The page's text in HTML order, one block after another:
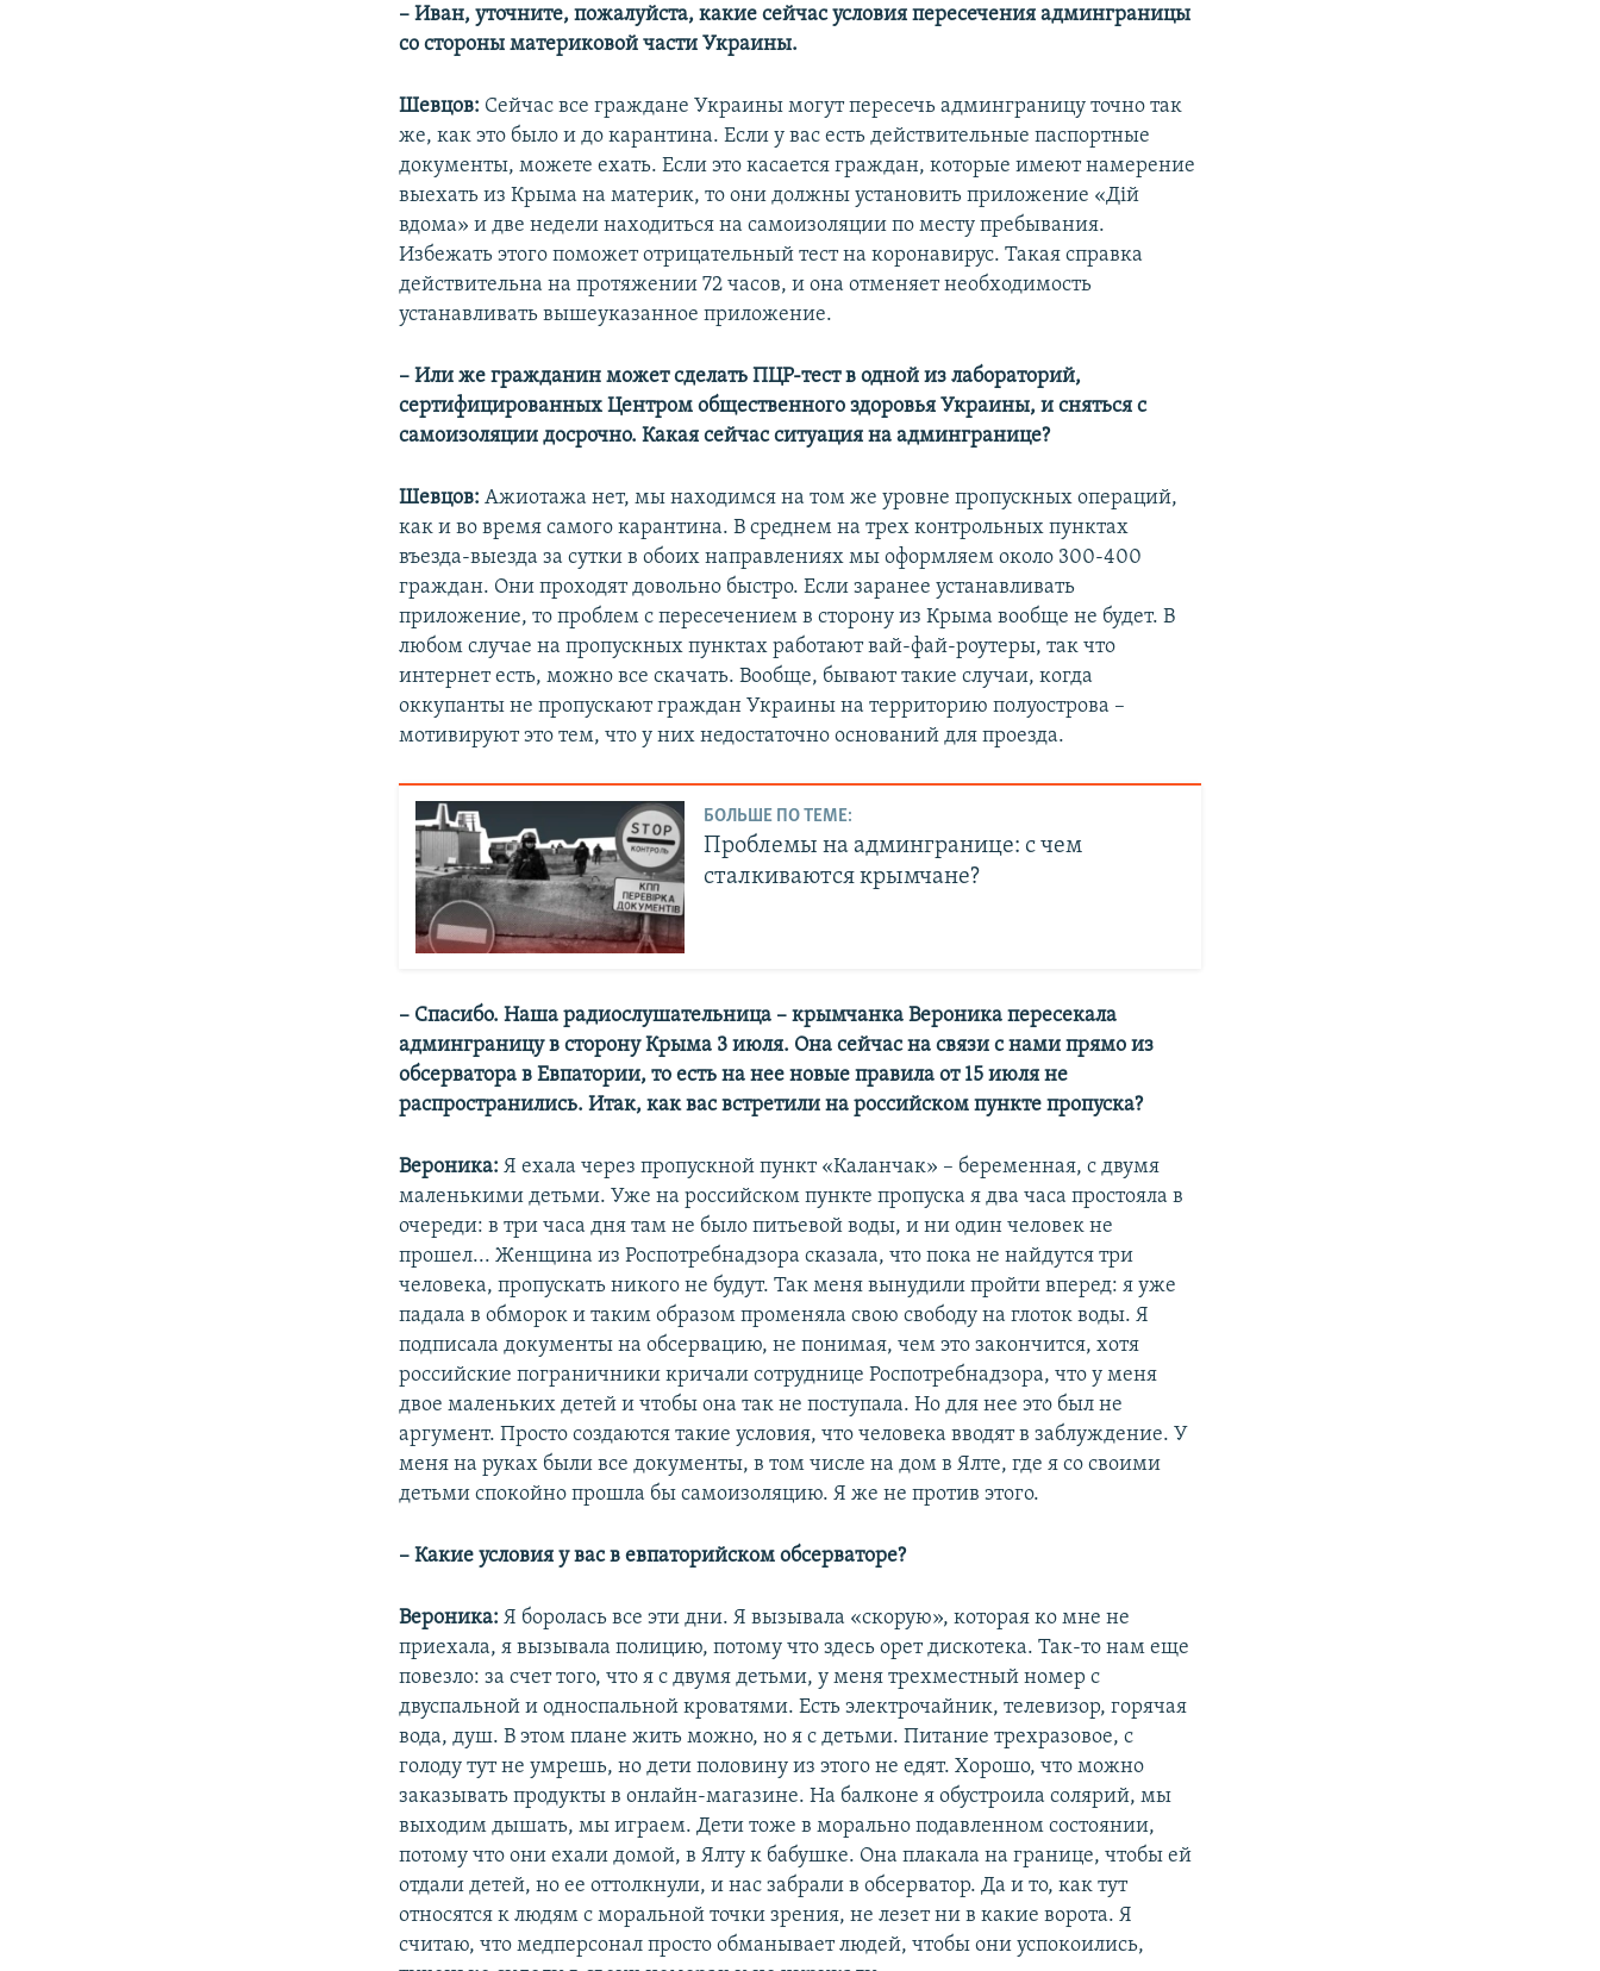
– Иван, уточните, пожалуйста, какие сейчас условия пересечения админграницы
со стороны материковой части Украины.
Шевцов: Сейчас все граждане Украины могут пересечь админграницу точно так
же, как это было и до карантина. Если у вас есть действительные паспортные
документы, можете ехать. Если это касается граждан, которые имеют намерение
выехать из Крыма на материк, то они должны установить приложение «Дій
вдома» и две недели находиться на самоизоляции по месту пребывания.
Избежать этого поможет отрицательный тест на коронавирус. Такая справка
действительна на протяжении 72 часов, и она отменяет необходимость
устанавливать вышеуказанное приложение.
– Или же гражданин может сделать ПЦР-тест в одной из лабораторий,
сертифицированных Центром общественного здоровья Украины, и сняться с
самоизоляции досрочно. Какая сейчас ситуация на админгранице?
Шевцов: Ажиотажа нет, мы находимся на том же уровне пропускных операций,
как и во время самого карантина. В среднем на трех контрольных пунктах
въезда-выезда за сутки в обоих направлениях мы оформляем около 300-400
граждан. Они проходят довольно быстро. Если заранее устанавливать
приложение, то проблем с пересечением в сторону из Крыма вообще не будет. В
любом случае на пропускных пунктах работают вай-фай-роутеры, так что
интернет есть, можно все скачать. Вообще, бывают такие случаи, когда
оккупанты не пропускают граждан Украины на территорию полуострова –
мотивируют это тем, что у них недостаточно оснований для проезда.
БОЛЬШЕ ПО ТЕМЕ:
Проблемы на админгранице: с чем
сталкиваются крымчане?
– Спасибо. Наша радиослушательница – крымчанка Вероника пересекала
админграницу в сторону Крыма 3 июля. Она сейчас на связи с нами прямо из
обсерватора в Евпатории, то есть на нее новые правила от 15 июля не
распространились. Итак, как вас встретили на российском пункте пропуска?
Вероника:Я ехала через пропускной пункт «Каланчак» – беременная, с двумя
маленькими детьми. Уже на российском пункте пропуска я два часа простояла в
очереди: в три часа дня там не было питьевой воды, и ни один человек не
прошел... Женщина из Роспотребнадзора сказала, что пока не найдутся три
человека, пропускать никого не будут. Так меня вынудили пройти вперед: я уже
падала в обморок и таким образом променяла свою свободу на глоток воды. Я
подписала документы на обсервацию, не понимая, чем это закончится, хотя
российские пограничники кричали сотруднице Роспотребнадзора, что у меня
двое маленьких детей и чтобы она так не поступала. Но для нее это был не
аргумент. Просто создаются такие условия, что человека вводят в заблуждение. У
меня на руках были все документы, в том числе на дом в Ялте, где я со своими
детьми спокойно прошла бы самоизоляцию. Я же не против этого.
– Какие условия у вас в евпаторийском обсерваторе?
Вероника: Я боролась все эти дни. Я вызывала «скорую», которая ко мне не
приехала, я вызывала полицию, потому что здесь орет дискотека. Так-то нам еще
повезло: за счет того, что я с двумя детьми, у меня трехместный номер с
двуспальной и односпальной кроватями. Есть электрочайник, телевизор, горячая
вода, душ. В этом плане жить можно, но я с детьми. Питание трехразовое, с
голоду тут не умрешь, но дети половину из этого не едят. Хорошо, что можно
заказывать продукты в онлайн-магазине. На балконе я обустроила солярий, мы
выходим дышать, мы играем. Дети тоже в морально подавленном состоянии,
потому что они ехали домой, в Ялту к бабушке. Она плакала на границе, чтобы ей
отдали детей, но ее оттолкнули, и нас забрали в обсерватор. Да и то, как тут
относятся к людям с моральной точки зрения, не лезет ни в какие ворота. Я
считаю, что медперсонал просто обманывает людей, чтобы они успокоились,